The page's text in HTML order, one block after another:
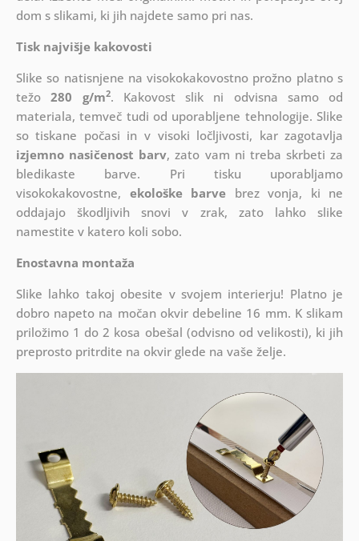
dom s slikami, ki jih najdete samo pri nas.
Tisk najvišje kakovosti
Slike so natisnjene na visokokakovostno prožno platno s
težo280 g/m2. Kakovost slik ni odvisna samo od
materiala, temveč tudi od uporabljene tehnologije. Slike
so tiskane počasi in v visoki ločljivosti, kar zagotavlja
izjemno nasičenost barv, zato vam ni treba skrbeti za
bledikaste barve. Pri tisku uporabljamo
visokokakovostne, ekološke barve brez vonja, ki ne
oddajajo škodljivih snovi v zrak, zato lahko slike
namestite v katero koli sobo.
Enostavna montaža
Slike lahko takoj obesite v svojem interierju! Platno je
dobro napeto na močan okvir debeline 16 mm. K slikam
priložimo 1 do 2 kosa obešal (odvisno od velikosti), ki jih
preprosto pritrdite na okvir glede na vaše želje.